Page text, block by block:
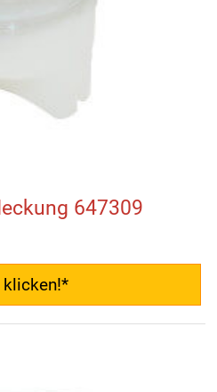
647309
klicken!*